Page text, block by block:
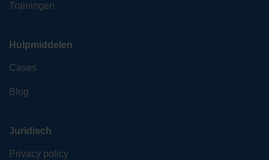
Trainingen
Hulpmiddelen
Cases
Blog
Juridisch
Privacy policy